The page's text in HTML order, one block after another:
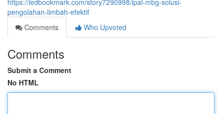
https://ledbookmark.com/story7290998/ipal-mbg-solusi-
pengolahan-limbah-efektif
Comments
Who Upvoted
Comments
Submit a Comment
No HTML